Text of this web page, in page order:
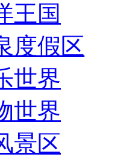
王国
度假区
世界
世界
景区